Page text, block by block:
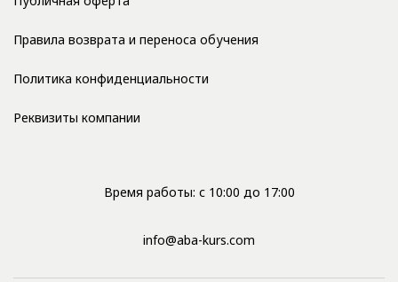
Правила возврата и переноса обучения
Политика конфиденциальности
Реквизиты компании
Время работы: с 10:00 до 17:00
info@aba-kurs.com